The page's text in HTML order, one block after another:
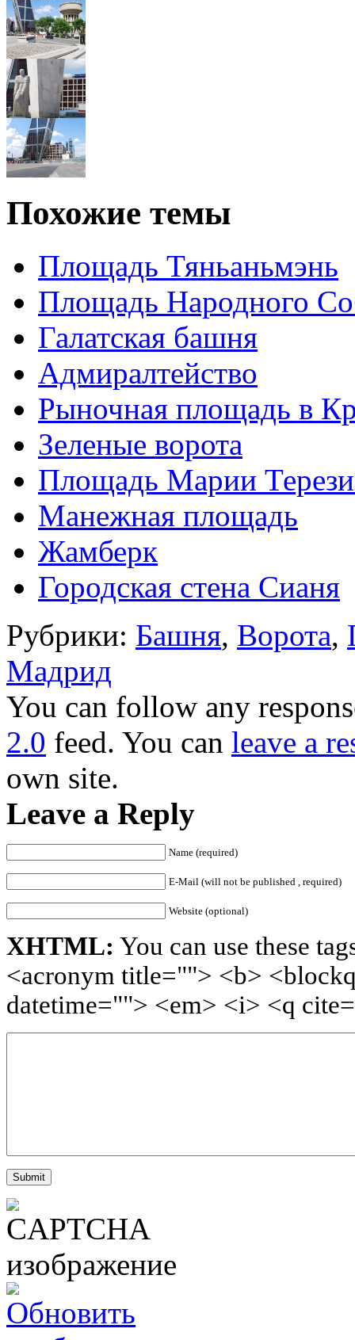
Похожие темы
Площадь Тяньаньмэнь
Площадь Народного
Галатская башня
Адмиралтейство
Рыночная площадь в
Зеленые ворота
Площадь Марии
Манежная площадь
Жамберк
Городская стена Сианя
Рубрики: Башня, Ворота,
Мадрид
You can follow any
2.0 feed. You can leave a
own site.
Leave a Reply
Name (required)
E-Mail (will not be published , required)
Website (optional)
XHTML: You can use these
<acronym title=""> <b>
datetime=""> <em> <i> <q